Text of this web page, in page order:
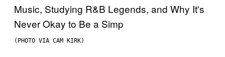
(PHOTO VIA CAM KIRK)